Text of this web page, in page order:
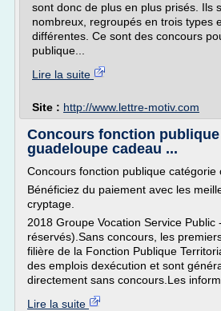
sont donc de plus en plus prisés. Ils
nombreux, regroupés en trois types
différentes. Ce sont des concours
publique...
Lire la suite
Site : http://www.lettre-motiv.com
Concours fonction
guadeloupe cadeau ...
Concours fonction publique catégorie
Bénéficiez du paiement avec les
cryptage.
2018 Groupe Vocation Service Public
réservés).Sans concours, les
filière de la Fonction Publique
des emplois dexécution et sont
directement sans concours.Les
Lire la suite